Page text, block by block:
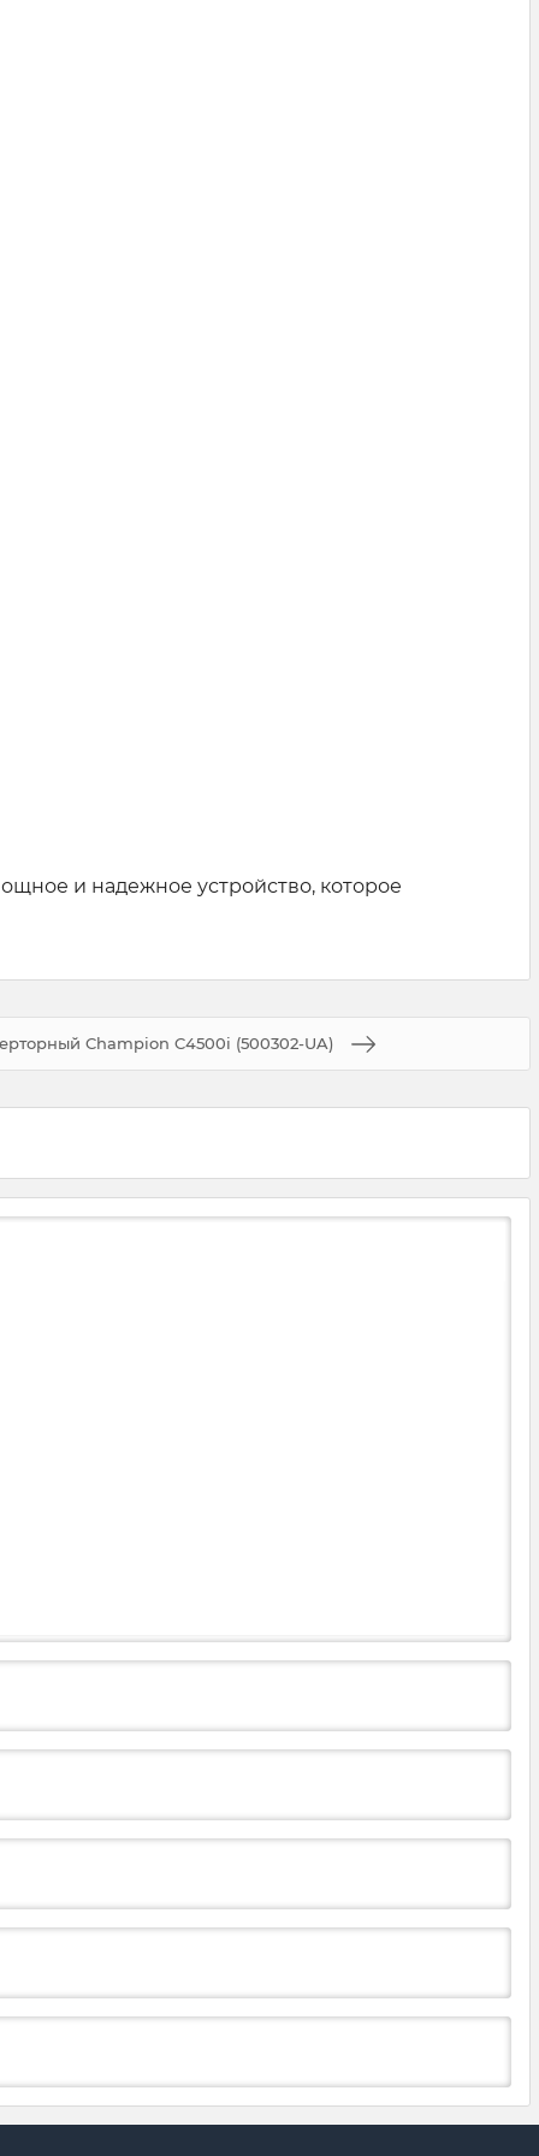
и надежное устройство, которое
Champion C4500i (500302-UA)